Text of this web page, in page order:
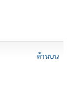
ด้านบน